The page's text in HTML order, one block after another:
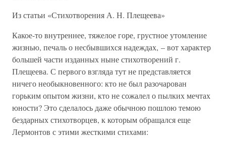
Из статьи «Стихотворения А. Н. Плещеева»
Какое-то внутреннее, тяжелое горе, грустное утомление
жизнью, печаль о несбывшихся надеждах, – вот характер
большей части изданных ныне стихотворений г.
Плещеева. С первого взгляда тут не представляется
ничего необыкновенного: кто не был разочарован
горьким опытом жизни, кто не сожалел о пылких мечтах
юности? Это сделалось даже обычною пошлою темою
бездарных стихотворцев, к которым обращался еще
Лермонтов с этими жесткими стихами: